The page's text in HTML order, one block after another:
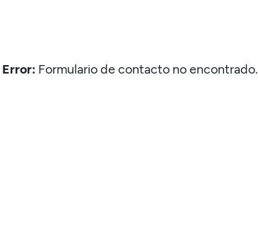
Error: Formulario de contacto no encontrado.